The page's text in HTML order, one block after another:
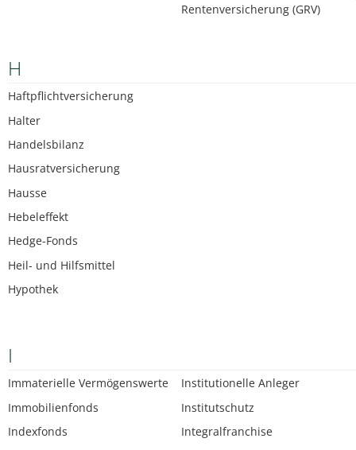
Rentenversicherung (GRV)
H
Haftpflichtversicherung
Halter
Handelsbilanz
Hausratversicherung
Hausse
Hebeleffekt
Hedge-Fonds
Heil- und Hilfsmittel
Hypothek
I
Immaterielle Vermögenswerte
Immobilienfonds
Indexfonds
Institutionelle Anleger
Institutschutz
Integralfranchise